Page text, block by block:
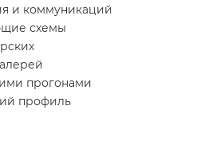
и коммуникаций
схемы
прогонами
профиль